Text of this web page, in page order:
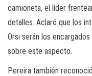
camioneta, el líder
detalles. Aclaró que los
Orsi serán los
sobre este aspecto.
Pereira también